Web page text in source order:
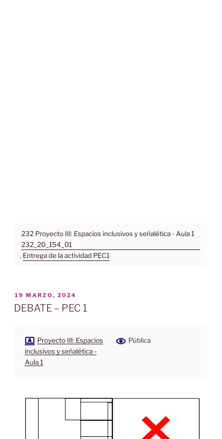
232 Proyecto III: Espacios inclusivos y señalética - Aula 1
232_20_154_01
. Entrega de la actividad PEC1
PUBLICADO
EL
19 MARZO, 2024
DEBATE – PEC 1
Proyecto III: Espacios
inclusivos y señalética -
Aula 1
Pública